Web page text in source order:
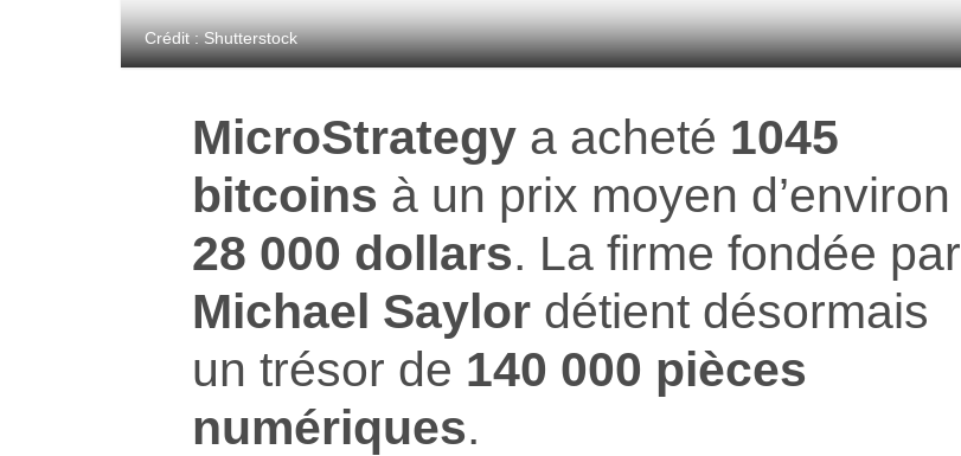
Crédit : Shutterstock
MicroStrategy a acheté 1045
bitcoins à un prix moyen d’environ
28 000 dollars. La firme fondée par
Michael Saylor détient désormais
un trésor de 140 000 pièces
numériques.